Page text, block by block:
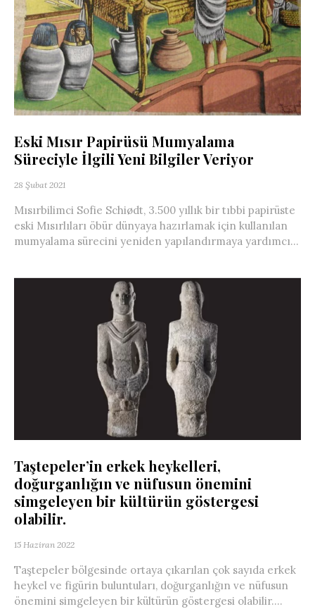
Eski Mısır Papirüsü Mumyalama
Süreciyle İlgili Yeni Bilgiler Veriyor
28 Şubat 2021
Mısırbilimci Sofie Schiødt, 3.500 yıllık bir tıbbi papirüste
eski Mısırlıları öbür dünyaya hazırlamak için kullanılan
mumyalama sürecini yeniden yapılandırmaya yardımcı...
Taştepeler’in erkek heykelleri,
doğurganlığın ve nüfusun önemini
simgeleyen bir kültürün göstergesi
olabilir.
15 Haziran 2022
Taştepeler bölgesinde ortaya çıkarılan çok sayıda erkek
heykel ve figürin buluntuları, doğurganlığın ve nüfusun
önemini simgeleyen bir kültürün göstergesi olabilir....